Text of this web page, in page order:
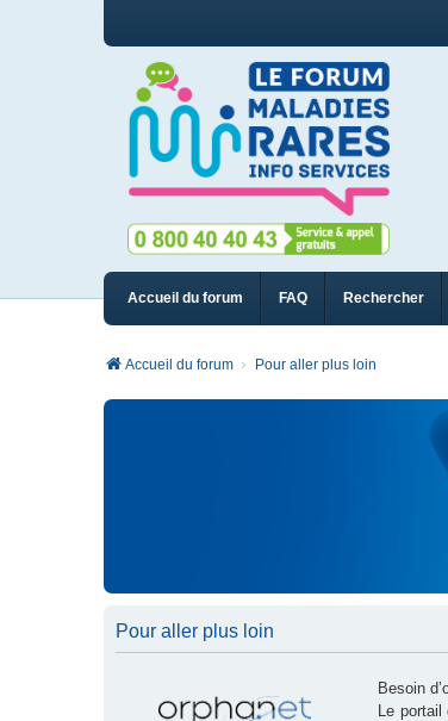
Accueil du forum FAQ Rechercher
Accueil du forum Pour aller plus loin
Pour aller plus loin
Besoin
Le portail